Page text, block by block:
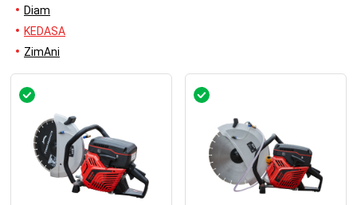
Diam
KEDASA
ZimAni